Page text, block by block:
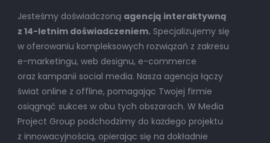
Jesteśmy doświadczoną agencją interaktywną
z 14-letnim doświadczeniem.Specjalizujemy się
w oferowaniu kompleksowych rozwiązań z zakresu
e-marketingu, web designu, e-commerce
oraz kampanii social media. Nasza agencja łączy
świat online z offline, pomagając Twojej firmie
osiągnąć sukces w obu tych obszarach. W Media
Project Group podchodzimy do każdego projektu
z innowacyjnością, opierając się na dokładnie